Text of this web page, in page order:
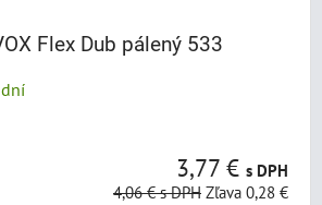
Flex Dub pálený 533
3,77 € s DPH
4,06 €s DPH Zľava 0,28 €